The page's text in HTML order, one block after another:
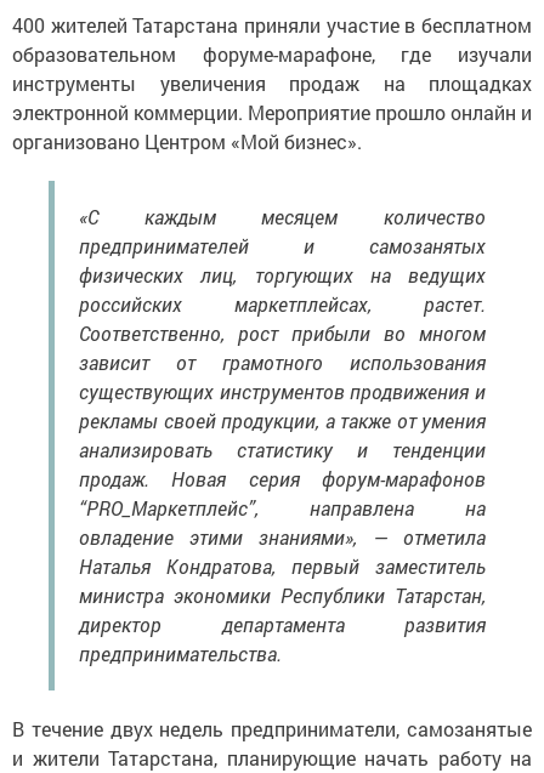
400 жителей Татарстана приняли участие в бесплатном
образовательном форуме-марафоне, где изучали
инструменты увеличения продаж на площадках
электронной коммерции. Мероприятие прошло онлайн и
организовано Центром «Мой бизнес».
«С каждым месяцем количество
предпринимателей и самозанятых
физических лиц, торгующих на ведущих
российских маркетплейсах, растет.
Соответственно, рост прибыли во многом
зависит от грамотного использования
существующих инструментов продвижения и
рекламы своей продукции, а также от умения
анализировать статистику и тенденции
продаж. Новая серия форум-марафонов
“PRO_Маркетплейс”, направлена на
овладение этими знаниями», — отметила
Наталья Кондратова, первый заместитель
министра экономики Республики Татарстан,
директор департамента развития
предпринимательства.
В течение двух недель предприниматели, самозанятые
и жители Татарстана, планирующие начать работу на